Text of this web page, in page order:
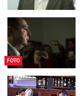
FOTO